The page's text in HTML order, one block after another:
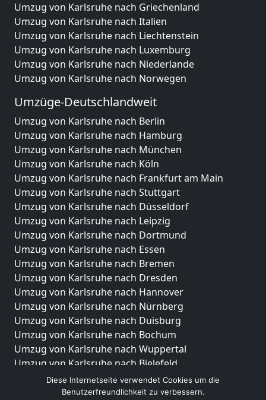
Umzug von Karlsruhe nach Griechenland
Umzug von Karlsruhe nach Italien
Umzug von Karlsruhe nach Liechtenstein
Umzug von Karlsruhe nach Luxemburg
Umzug von Karlsruhe nach Niederlande
Umzug von Karlsruhe nach Norwegen
Umzüge-Deutschlandweit
Umzug von Karlsruhe nach Berlin
Umzug von Karlsruhe nach Hamburg
Umzug von Karlsruhe nach München
Umzug von Karlsruhe nach Köln
Umzug von Karlsruhe nach Frankfurt am Main
Umzug von Karlsruhe nach Stuttgart
Umzug von Karlsruhe nach Düsseldorf
Umzug von Karlsruhe nach Leipzig
Umzug von Karlsruhe nach Dortmund
Umzug von Karlsruhe nach Essen
Umzug von Karlsruhe nach Bremen
Umzug von Karlsruhe nach Dresden
Umzug von Karlsruhe nach Hannover
Umzug von Karlsruhe nach Nürnberg
Umzug von Karlsruhe nach Duisburg
Umzug von Karlsruhe nach Bochum
Umzug von Karlsruhe nach Wuppertal
Umzug von Karlsruhe nach Bielefeld
Umzug von Karlsruhe nach Bonn
Umzug von Karlsruhe nach Münster
Diese Internetseite verwendet Cookies um die
Benutzerfreundlichkeit zu verbessern.